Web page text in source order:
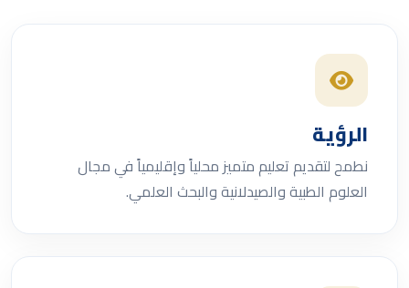
الرؤية
نطمح لتقديم تعليم متميز محلياً وإقليمياً في مجال
العلوم الطبية والصيدلانية والبحث العلمي.